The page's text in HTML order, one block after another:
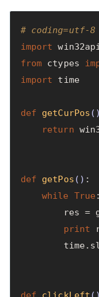
# coding=utf-8
import
from ctypes
import
time
def getCurPos ()
return
def getPos () :
while
True :
res =
print
time.